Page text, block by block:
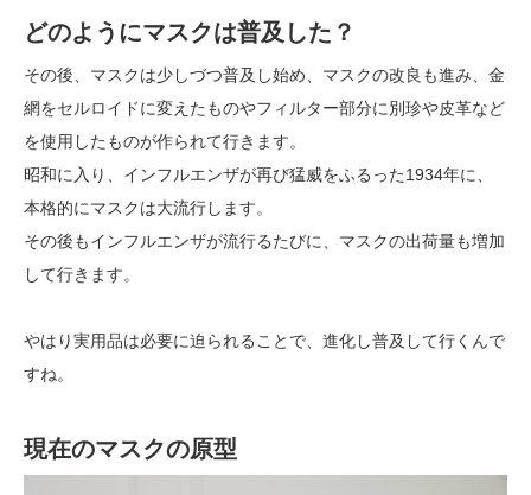
どのようにマスクは普及した？
その後、マスクは少しづつ普及し始め、マスクの改良も進み、金
網をセルロイドに変えたものやフィルター部分に別珍や皮革など
を使用したものが作られて行きます。
昭和に入り、インフルエンザが再び猛威をふるった1934年に、
本格的にマスクは大流行します。
その後もインフルエンザが流行るたびに、マスクの出荷量も増加
して行きます。
やはり実用品は必要に迫られることで、進化し普及して行くんで
すね。
現在のマスクの原型